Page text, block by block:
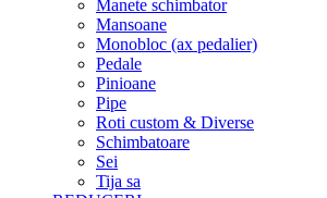
Manete schimbator
Mansoane
Monobloc (ax pedalier)
Pedale
Pinioane
Pipe
Roti custom & Diverse
Schimbatoare
Sei
Tija sa